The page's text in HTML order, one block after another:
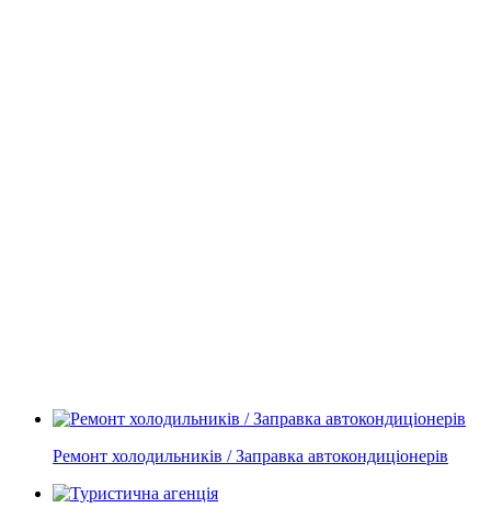
Ремонт холодильників / Заправка автокондиціонерів